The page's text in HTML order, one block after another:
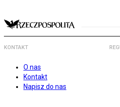
KONTAKT
O nas
Kontakt
Napisz do nas